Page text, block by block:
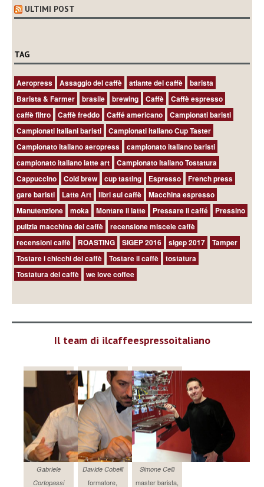
ULTIMI POST
TAG
Aeropress Assaggio del caffè atlante del caffè
barista
Barista & Farmer
brasile brewing Caffè
Caffè espresso
caffè filtro
Caffè freddo Caffé americano
Campionati baristi
Campionati italiani baristi
Campionati italiano Cup Taster
Campionato italiano aeropress
campionato italiano baristi
campionato italiano latte art
Campionato Italiano Tostatura
Cappuccino
Cold brew cup tasting Espresso
French press
gare baristi
Latte Art libri sul caffè
Macchina espresso
Manutenzione
moka Montare il latte Pressare il caffé
Pressino
pulizia macchina del caffè
recensione miscele caffè
recensioni caffè
ROASTING SIGEP 2016 sigep 2017
Tamper
Tostare i chicchi del caffè
Tostare il caffè
tostatura
Tostatura del caffè
we love coffee
Il team di ilcaffeespressoitaliano
Gabriele
Cortopassi
Davide Cobelli
formatore,
Simone Celli
master barista,